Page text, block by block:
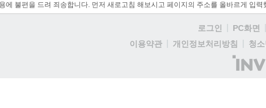
에 불편을 드려 죄송합니다. 먼저 새로고침 해보시고 페이지의 주소를 올바르게 입
로그인 PC화면
이용약관
개인정보처리방침 청
(